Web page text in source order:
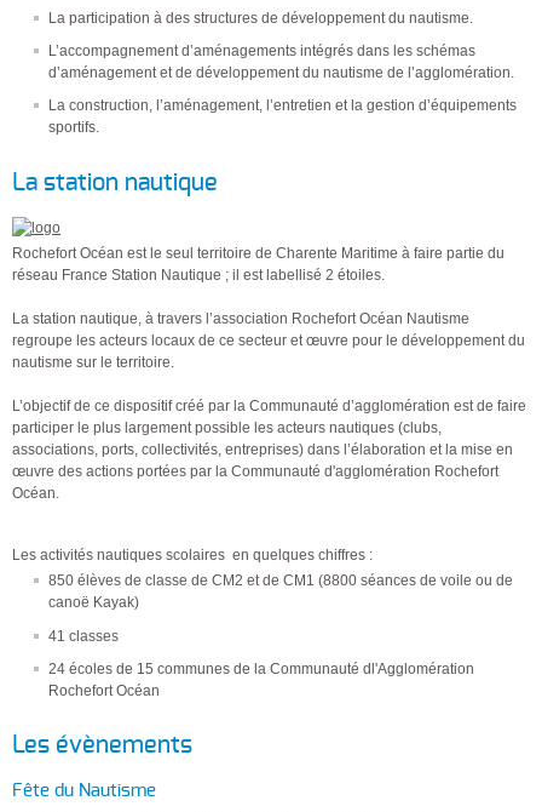
La participation à des structures de développement du nautisme.
L’accompagnement d’aménagements intégrés dans les schémas
d’aménagement et de développement du nautisme de l’agglomération.
La construction, l’aménagement, l’entretien et la gestion d’équipements
sportifs.
La station nautique
Rochefort Océan est le seul territoire de Charente Maritime à faire partie du
réseau France Station Nautique ; il est labellisé 2 étoiles.
La station nautique, à travers l’association Rochefort Océan Nautisme
regroupe les acteurs locaux de ce secteur et œuvre pour le développement du
nautisme sur le territoire.
L’objectif de ce dispositif créé par la Communauté d’agglomération est de faire
participer le plus largement possible les acteurs nautiques (clubs,
associations, ports, collectivités, entreprises) dans l’élaboration et la mise en
œuvre des actions portées par la Communauté d'agglomération Rochefort
Océan.
Les activités nautiques scolaires en quelques chiffres :
850 élèves de classe de CM2 et de CM1 (8800 séances de voile ou de
canoë Kayak)
41 classes
24 écoles de 15 communes de la Communauté dl'Agglomération
Rochefort Océan
Les évènements
Fête du Nautisme